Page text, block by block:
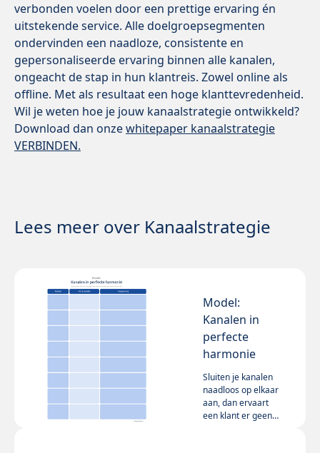
verbonden voelen door een prettige ervaring én
uitstekende service. Alle doelgroepsegmenten
ondervinden een naadloze, consistente en
gepersonaliseerde ervaring binnen alle kanalen,
ongeacht de stap in hun klantreis. Zowel online als
offline. Met als resultaat een hoge klanttevredenheid.
Wil je weten hoe je jouw kanaalstrategie ontwikkeld?
Download dan onzewhitepaper kanaalstrategie
VERBINDEN.
Lees meer over Kanaalstrategie
Model:
Kanalen in
perfecte
harmonie
Sluiten je kanalen
naadloos op elkaar
aan, dan ervaart
een klant er geen